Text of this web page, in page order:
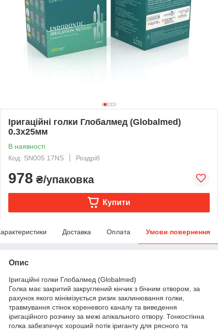
Іригаційні голки Глобалмед (Globalmed)
0.3х25мм
В наявності
Код: SN005 17NS
Роздріб
978 ₴/упаковка
Купити
Доставка Оплата Умови повернення
Опис
Іригаційні голки Глобалмед (Globalmed)
Голка має закритий закруглений кінчик з бічним отвором, за
рахунок якого мінімізується ризик заклинювання голки,
травмування стінок кореневого каналу та виведення
іригаційного розчину за межі апікального отвору. Тонкостінна
голка забезпечує хороший потік іриганту для рясного та